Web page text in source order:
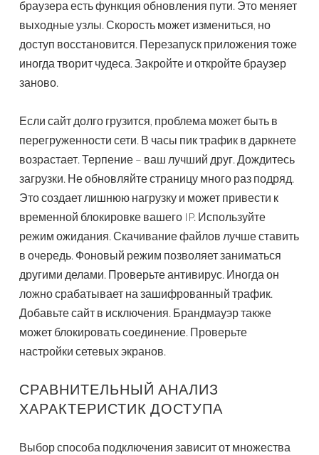
браузера есть функция обновления пути. Это меняет
выходные узлы. Скорость может измениться, но
доступ восстановится. Перезапуск приложения тоже
иногда творит чудеса. Закройте и откройте браузер
заново.
Если сайт долго грузится, проблема может быть в
перегруженности сети. В часы пик трафик в даркнете
возрастает. Терпение – ваш лучший друг. Дождитесь
загрузки. Не обновляйте страницу много раз подряд.
Это создает лишнюю нагрузку и может привести к
временной блокировке вашего IP. Используйте
режим ожидания. Скачивание файлов лучше ставить
в очередь. Фоновый режим позволяет заниматься
другими делами. Проверьте антивирус. Иногда он
ложно срабатывает на зашифрованный трафик.
Добавьте сайт в исключения. Брандмауэр также
может блокировать соединение. Проверьте
настройки сетевых экранов.
СРАВНИТЕЛЬНЫЙ АНАЛИЗ
ХАРАКТЕРИСТИК ДОСТУПА
Выбор способа подключения зависит от множества